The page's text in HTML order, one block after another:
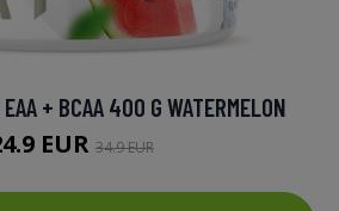
+ BCAA 400 G WATERMELON
EUR 34.9 EUR